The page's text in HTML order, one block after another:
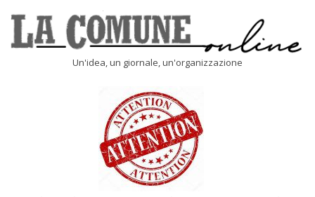
content
Un'idea, un giornale, un'organizzazione